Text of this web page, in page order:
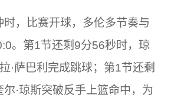
，比赛开球，多伦多节奏与
。第1节还剩9分56秒时，琼
·萨巴利完成跳球；第1节还剩
·琼斯突破反手上篮命中，为